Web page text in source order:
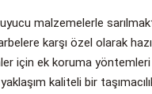
malzemelerle
karşı özel olarak
için ek koruma yöntemleri
kaliteli bir